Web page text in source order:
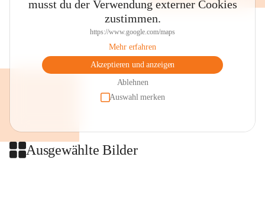
musst du der Verwendung externer Cookies
zustimmen.
https://www.google.com/maps
Mehr erfahren
Akzeptieren und anzeigen
Ablehnen
Auswahl merken
Ausgewählte Bilder